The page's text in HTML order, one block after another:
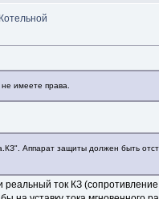
имеете права.
Аппарат защиты должен быть
ток КЗ